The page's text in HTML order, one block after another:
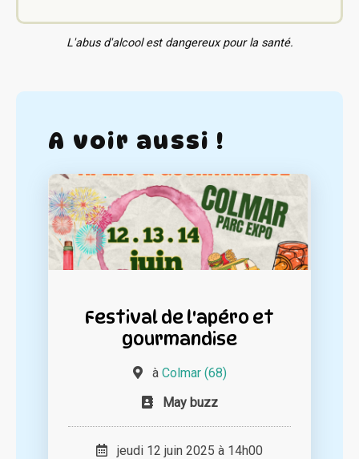
L'abus d'alcool est dangereux pour la santé.
A voir aussi !
Festival de l'apéro et
gourmandise
à Colmar (68)
May buzz
jeudi 12 juin 2025 à 14h00